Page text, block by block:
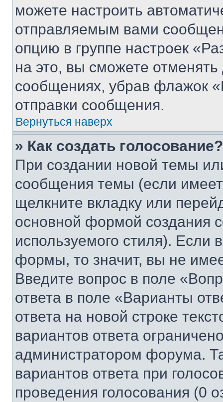
можете настроить
отправляемым вами
опцию в группе настроек
на это, вы сможете
сообщениях, убрав флажок
отправки сообщения.
Вернуться наверх
» Как создать голосование?
При создании новой темы
сообщения темы (если
щелкните вкладку или
основной формой создания
используемого стиля). Если
формы, то значит, вы не
Введите вопрос в поле
ответа в поле «Варианты
ответа на новой строке
вариантов ответа
администратором форума.
вариантов ответа при
проведения голосования (0